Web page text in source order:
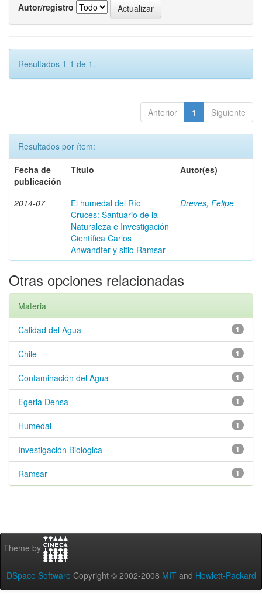
Autor/registro
Resultados 1-1 de 1.
Anterior 1 Siguiente
Resultados por ítem:
Fecha de
publicación
Título Autor(es)
2014-07
El humedal del Río
Cruces: Santuario de la
Naturaleza e Investigación
Científica Carlos
Anwandter y sitio Ramsar
Dreves, Felipe
Otras opciones relacionadas
Materia
1
Calidad del Agua
1
Chile
1
Contaminación del Agua
1
Egeria Densa
1
Humedal
1
Investigación Biológica
1
Ramsar
Theme by
DSpace Software Copyright © 2002-2008 MIT and Hewlett-Packard